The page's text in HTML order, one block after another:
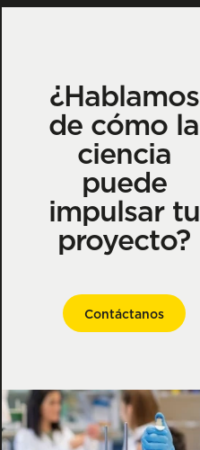
¿Hablamos
de cómo la
ciencia
puede
impulsar tu
proyecto?
Contáctanos